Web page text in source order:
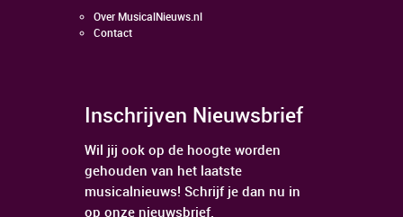
Over MusicalNieuws.nl
Contact
Inschrijven Nieuwsbrief
Wil jij ook op de hoogte worden
gehouden van het laatste
musicalnieuws! Schrijf je dan nu in
op onze nieuwsbrief.